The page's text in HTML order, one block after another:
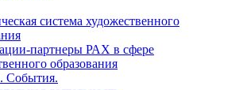
система художественного
партнеры РАХ в сфере
образования
События.